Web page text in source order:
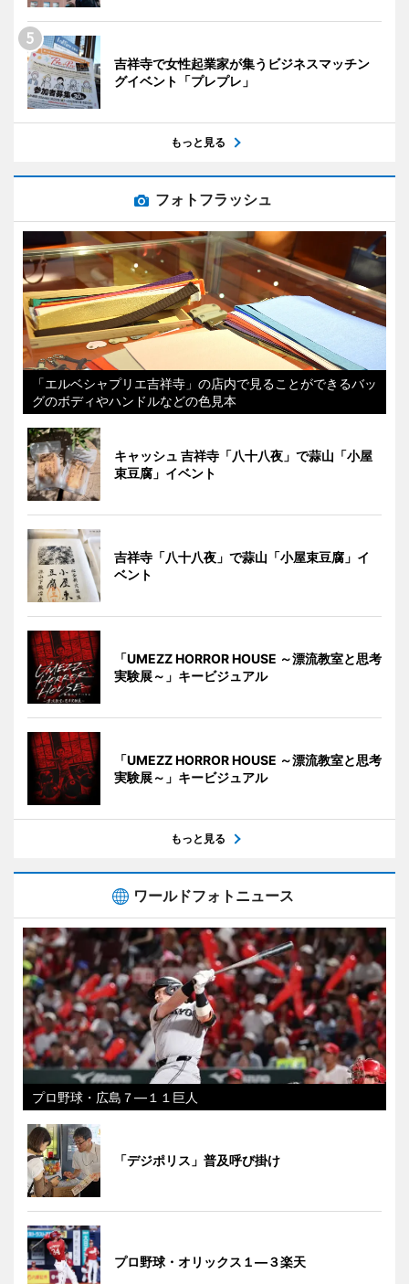
吉祥寺で女性起業家が集うビジネスマッチン
グイベント「プレプレ」
もっと見る
フォトフラッシュ
「エルベシャプリエ吉祥寺」の店内で見ることができるバッ
グのボディやハンドルなどの色見本
キャッシュ 吉祥寺「八十八夜」で蒜山「小屋
束豆腐」イベント
吉祥寺「八十八夜」で蒜山「小屋束豆腐」イ
ベント
「UMEZZ HORROR HOUSE ～漂流教室と思考
実験展～」キービジュアル
「UMEZZ HORROR HOUSE ～漂流教室と思考
実験展～」キービジュアル
もっと見る
ワールドフォトニュース
プロ野球・広島７―１１巨人
「デジポリス」普及呼び掛け
プロ野球・オリックス１―３楽天